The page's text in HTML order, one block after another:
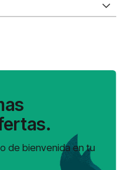
de bienvenida en tu